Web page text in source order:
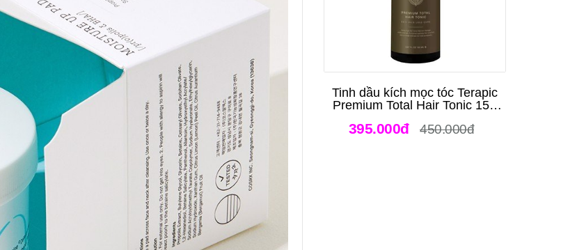
Tinh dầu kích mọc tóc Terapic
Premium Total Hair Tonic 150
395.000đ 450.000đ